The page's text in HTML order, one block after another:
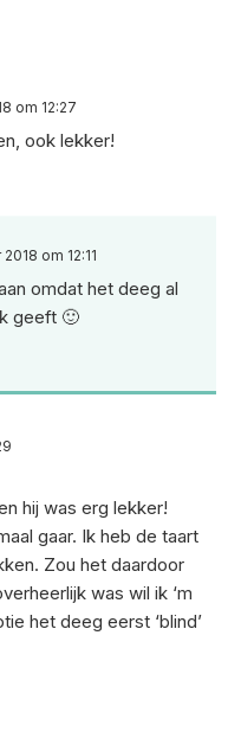
om 12:27
ook lekker!
om 12:11
omdat het deeg al
geeft 🙂
hij was erg lekker!
gaar. Ik heb de taart
Zou het daardoor
was wil ik ‘m
het deeg eerst ‘blind’